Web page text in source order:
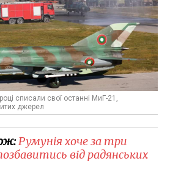
списали свої останні МиГ-21,
джерел
Румунія хоче за три
від радянських